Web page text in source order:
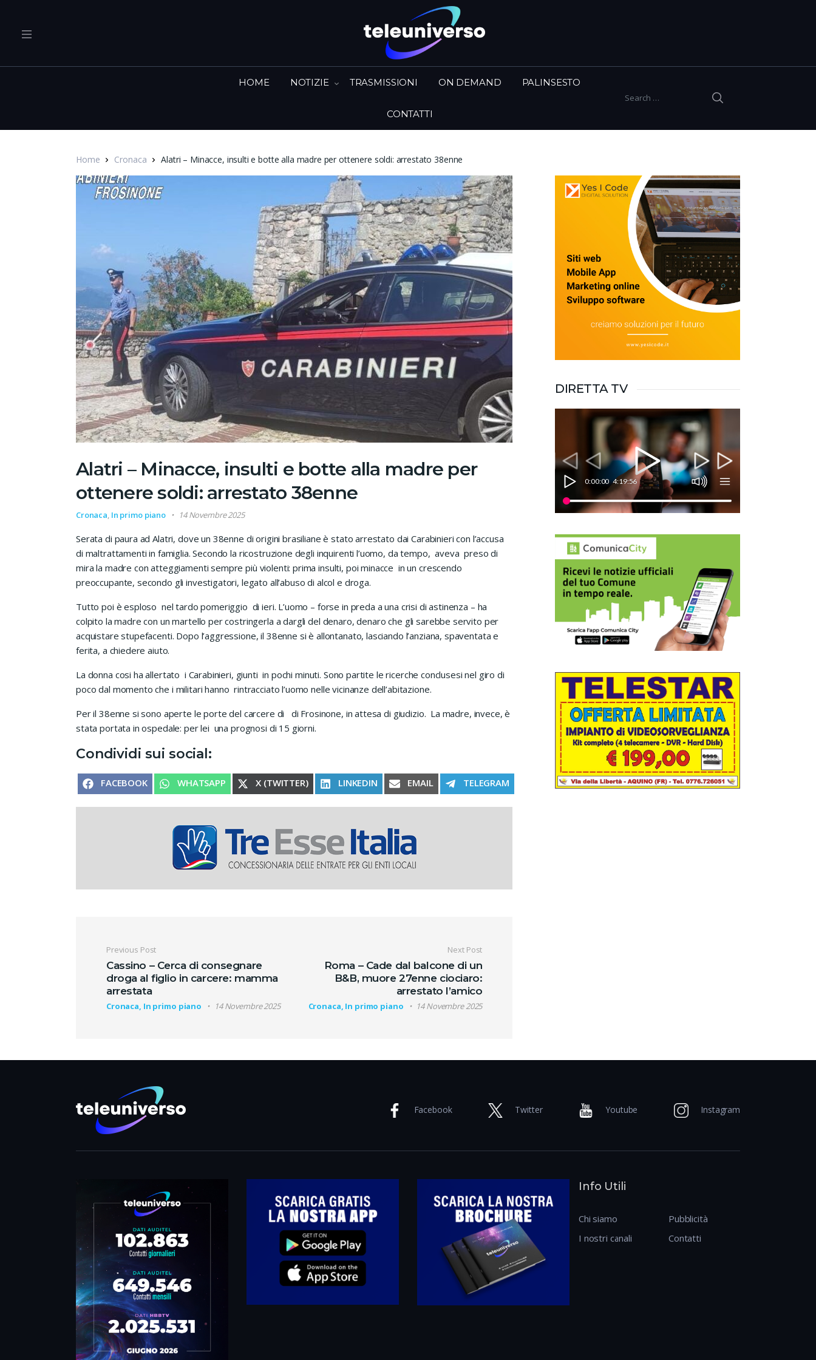
Search for:
HOME NOTIZIE TRASMISSIONI ON DEMAND PALINSESTO
CONTATTI
Home Cronaca Alatri – Minacce, insulti e botte alla madre per ottenere soldi: arrestato 38enne
Alatri – Minacce, insulti e botte alla madre per
ottenere soldi: arrestato 38enne
Cronaca, In primo piano 14 Novembre 2025
Serata di paura ad Alatri, dove un 38enne di origini brasiliane è stato arrestato dai Carabinieri con l’accusa
di maltrattamenti in famiglia. Secondo la ricostruzione degli inquirenti l’uomo, da tempo, aveva preso di
mira la madre con atteggiamenti sempre più violenti: prima insulti, poi minacce in un crescendo
preoccupante, secondo gli investigatori, legato all’abuso di alcol e droga.
Tutto poi è esploso nel tardo pomeriggio di ieri. L’uomo – forse in preda a una crisi di astinenza – ha
colpito la madre con un martello per costringerla a dargli del denaro, denaro che gli sarebbe servito per
acquistare stupefacenti. Dopo l’aggressione, il 38enne si è allontanato, lasciando l’anziana, spaventata e
ferita, a chiedere aiuto.
La donna cosi ha allertato i Carabinieri, giunti in pochi minuti. Sono partite le ricerche conclusesi nel giro di
poco dal momento che i militari hanno rintracciato l’uomo nelle vicinanze dell’abitazione.
Per il 38enne si sono aperte le porte del carcere di di Frosinone, in attesa di giudizio. La madre, invece, è
stata portata in ospedale: per lei una prognosi di 15 giorni.
Condividi sui social:
SHARE ON
FACEBOOK SHARE ON
WHATSAPP SHARE ON
X (TWITTER) SHARE ON
LINKEDIN SHARE ON
EMAIL SHARE ON
TELEGRAM
Navigazione articoli
Previous Post
Cassino – Cerca di consegnare
droga al figlio in carcere: mamma
arrestata
Cronaca, In primo piano 14 Novembre 2025
Next Post
Roma – Cade dal balcone di un
B&B, muore 27enne ciociaro:
arrestato l’amico
Cronaca, In primo piano 14 Novembre 2025
DIRETTA TV
0:00:00 4:19:56
Facebook Twitter Youtube Instagram
Info Utili
Chi siamo
I nostri canali
Pubblicità
Contatti